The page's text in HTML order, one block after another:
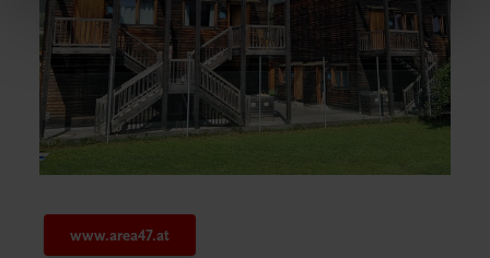
www.area47.at